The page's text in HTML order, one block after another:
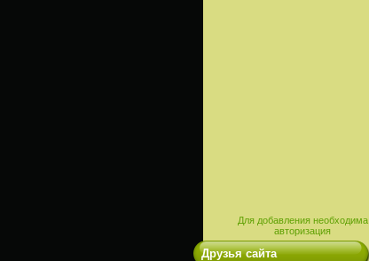
Для добавления необходима
авторизация
Друзья сайта